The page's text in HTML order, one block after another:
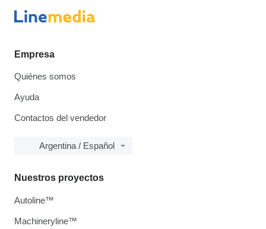
Empresa
Quiénes somos
Ayuda
Contactos del vendedor
Argentina / Español
Nuestros proyectos
Autoline™
Machineryline™